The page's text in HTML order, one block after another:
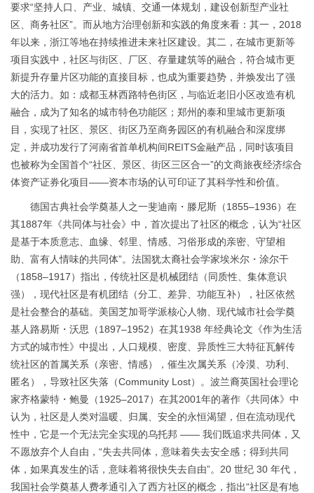
要求“坚持人口、产业、城镇、交通一体规划，建设创新型产业社
区、商务社区”。而从地方治理创新和实践的角度来看：其一，2018
年以来，浙江等地在持续推进未来社区建设。其二，在城市更新等
项目实践中，社区与街区、厂区、存量建筑等的融合，符合城市更
新提升存量片区功能的直接目标，也成为重要趋势，并焕发出了强
大的活力。如：成都玉林西路特色街区，与临近老旧小区改造有机
融合，成为了知名的城市特色功能区；郑州的泰和里城市更新项
目，实现了社区、景区、街区乃至商务园区的有机融合和深度绑
定，并成功发行了河南省首单机构间REITS金融产品，同时该项目
也被称为全国首个“社区、景区、街区三区合一”的文商旅夜经济综合
体资产证券化项目——资本市场的认可印证了其科学性和价值。
德国古典社会学奠基人之一斐迪南・滕尼斯（1855–1936）在
其1887年《共同体与社会》中，首次提出了社区的概念，认为“社区
是基于本质意志、血缘、邻里、情感、习俗形成的亲密、守望相
助、富有人情味的共同体”。法国犹太裔社会学家埃米尔・涂尔干
（1858–1917）指出，传统社区是机械团结（同质性、集体意识
强），现代社区是有机团结（分工、差异、功能互补），社区依然
是社会整合的基础。美国芝加哥学派核心人物、现代城市社会学奠
基人路易斯・沃思（1897–1952） 在其1938 年经典论文《作为生活
方式的城市性》中提出，人口规模、密度、异质性三大特征瓦解传
统社区的首属关系 （亲密、情感），催生次属关系（冷漠、功利、
匿名），导致社区失落（Community Lost）。波兰裔英国社会理论
家齐格蒙特・鲍曼（1925–2017）在其2001年的著作《共同体》中
认为，社区是人类对温暖、归属、安全的永恒渴望，但在流动现代
性中，它是一个无法完全实现的乌托邦 —— 我们既追求共同体，又
不愿放弃个人自由，“失去共同体，意味着失去安全感；得到共同
体，如果真发生的话，意味着将很快失去自由”。20 世纪 30 年代，
我国社会学奠基人费孝通引入了西方社区的概念，指出“社区是有地